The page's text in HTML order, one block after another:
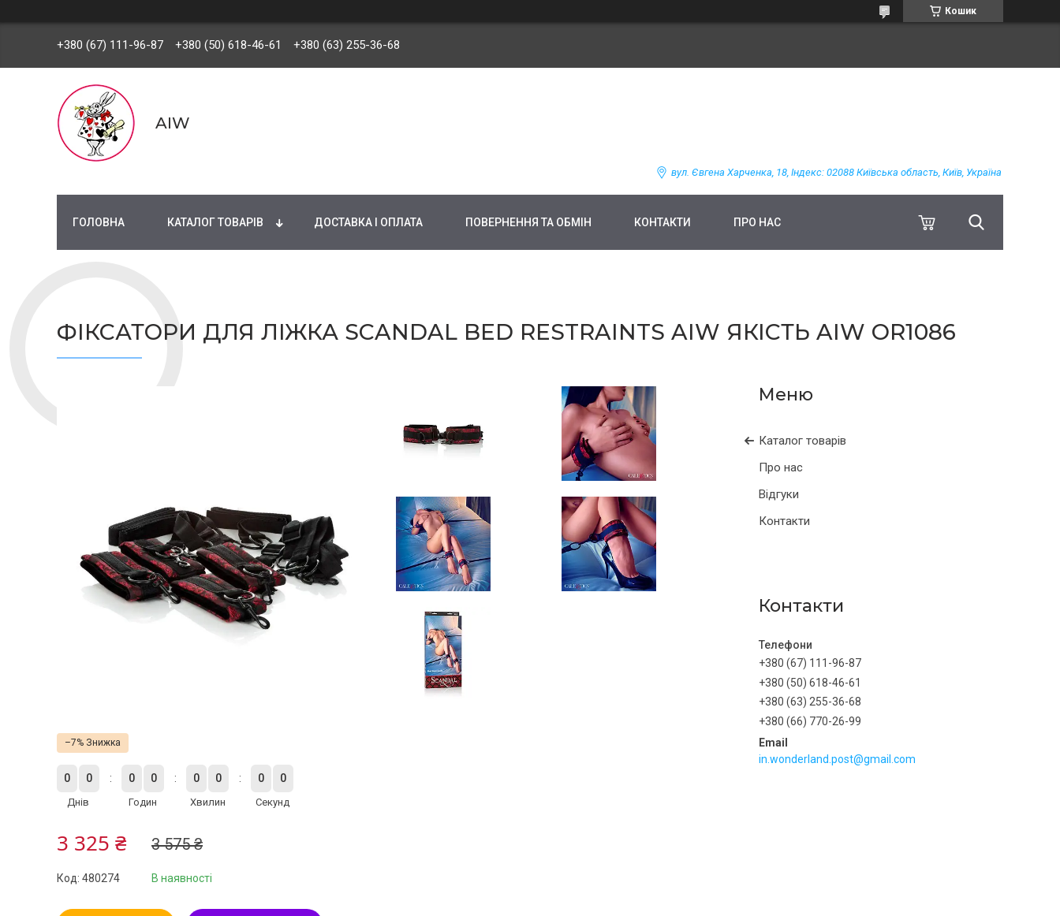
Кошик
+380 (67) 111-96-87 +380 (50) 618-46-61 +380 (63) 255-36-68
AIW
вул. Євгена Харченка, 18, Індекс: 02088 Київська область, Київ, Україна
ГОЛОВНА КАТАЛОГ ТОВАРІВ ДОСТАВКА І ОПЛАТА ПОВЕРНЕННЯ ТА ОБМІН КОНТАКТИ ПРО НАС
ФІКСАТОРИ ДЛЯ ЛІЖКА SCANDAL BED RESTRAINTS AIW ЯКІСТЬ AIW OR1086
Каталог товарів
Про нас
Відгуки
Контакти
Контакти
+380 (67) 111-96-87
+380 (50) 618-46-61
+380 (63) 255-36-68
+380 (66) 770-26-99
in.wonderland.post@gmail.com
–7%
0 0
Днів
0 0
Годин
0 0
Хвилин
0 0
Секунд
3 575 ₴
3 325 ₴
В наявності
Код: 480274